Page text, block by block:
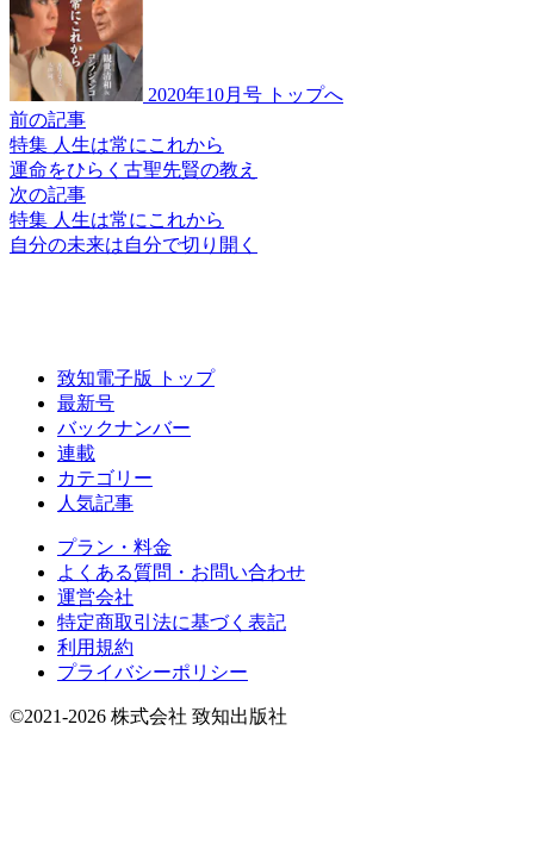
2020年10月号 トップへ
前の記事
特集 人生は常にこれから
運命をひらく 古聖先賢の教え
次の記事
特集 人生は常にこれから
自分の未来は自分で切り開く
致知電子版 トップ
最新号
バックナンバー
連載
カテゴリー
人気記事
プラン・料金
よくある質問・お問い合わせ
運営会社
特定商取引法に基づく表記
利用規約
プライバシーポリシー
©2021-2026 株式会社 致知出版社